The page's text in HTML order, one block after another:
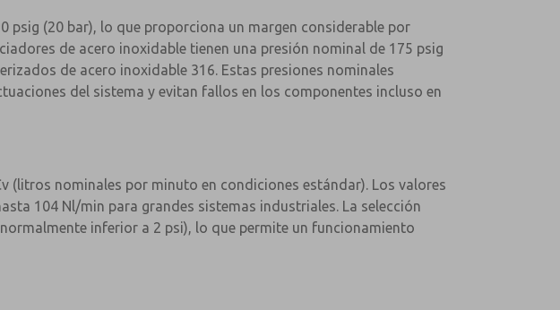
psig (20 bar), lo que proporciona un margen considerable por
de acero inoxidable tienen una presión nominal de 175 psig
de acero inoxidable 316. Estas presiones nominales
del sistema y evitan fallos en los componentes incluso en
(litros nominales por minuto en condiciones estándar). Los valores
104 Nl/min para grandes sistemas industriales. La selección
inferior a 2 psi), lo que permite un funcionamiento